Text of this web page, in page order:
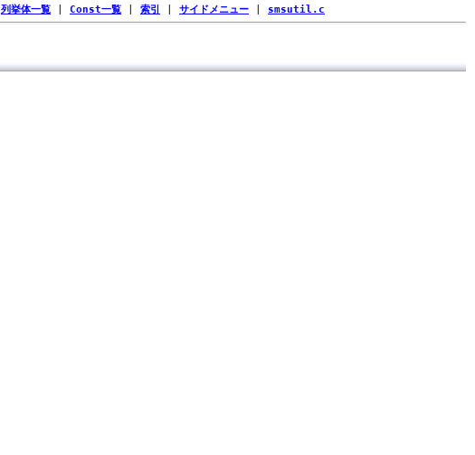
列挙体一覧 Const一覧 索引 サイドメニュー smsutil.c